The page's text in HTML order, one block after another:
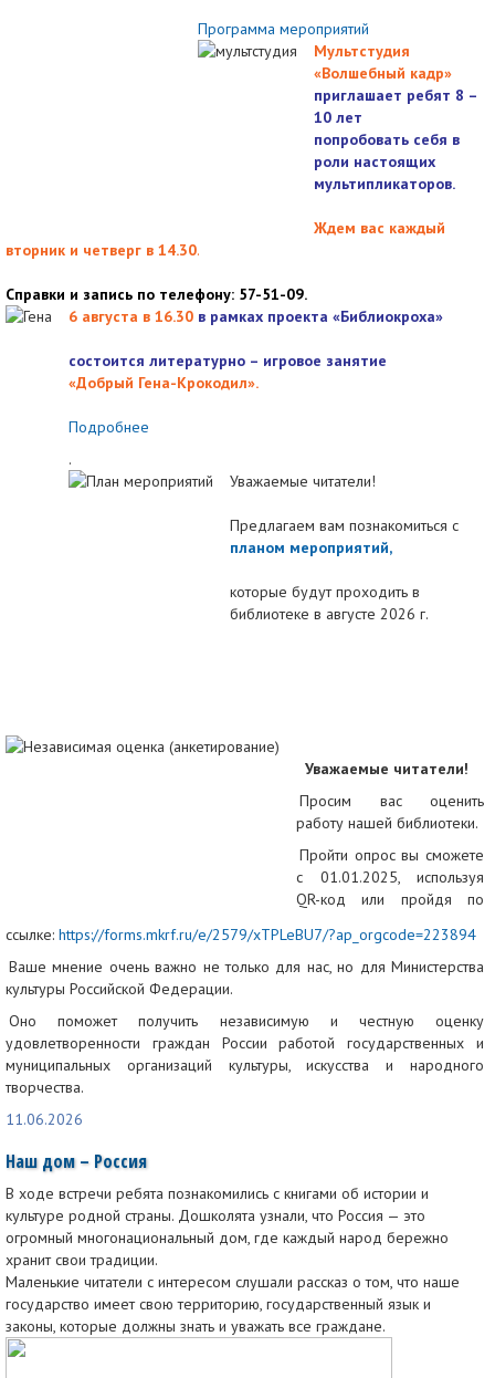
Программа мероприятий
Мультстудия
«Волшебный кадр»
приглашает ребят 8 –
10 лет
попробовать себя в
роли настоящих
мультипликаторов.
Ждем вас каждый
вторник и четверг в 14.30.
Справки и запись по телефону: 57-51-09.
6 августа в 16.30 в рамках проекта «Библиокроха»
состоится литературно – игровое занятие
«Добрый Гена-Крокодил».
Подробнее
.
Уважаемые читатели!
Предлагаем вам познакомиться с
планом мероприятий,
которые будут проходить в
библиотеке в августе 2026 г.
Уважаемые читатели!
Просим вас оценить
работу нашей библиотеки.
Пройти опрос вы сможете
с 01.01.2025, используя
QR-код или пройдя по
ссылке: https://forms.mkrf.ru/e/2579/xTPLeBU7/?ap_orgcode=223894
Ваше мнение очень важно не только для нас, но для Министерства
культуры Российской Федерации.
Оно поможет получить независимую и честную оценку
удовлетворенности граждан России работой государственных и
муниципальных организаций культуры, искусства и народного
творчества.
11.06.2026
Наш дом – Россия
В ходе встречи ребята познакомились с книгами об истории и
культуре родной страны. Дошколята узнали, что Россия — это
огромный многонациональный дом, где каждый народ бережно
хранит свои традиции.
Маленькие читатели с интересом слушали рассказ о том, что наше
государство имеет свою территорию, государственный язык и
законы, которые должны знать и уважать все граждане.